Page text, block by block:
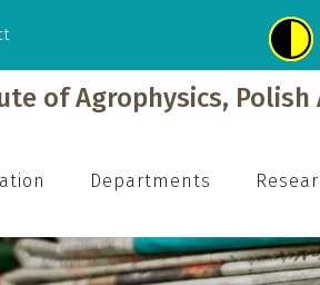
of Agrophysics, Polish
Departments